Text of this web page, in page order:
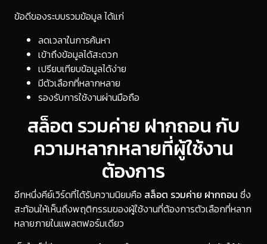
ข้อดีของระบบรวมข้อมูล ได้แก่
ลดเวลาในการค้นหา
เข้าถึงข้อมูลได้สะดวก
เปรียบเทียบข้อมูลได้ง่าย
มีตัวเลือกที่หลากหลาย
รองรับการใช้งานผ่านมือถือ
สล็อต รวมค่าย ฝากถอน กับ
ความหลากหลายที่ผู้ใช้งาน
ต้องการ
อีกหนึ่งคีย์เวิร์ดที่ได้รับความนิยมคือ สล็อต รวมค่าย ฝากถอน ซึ่ง
สะท้อนให้เห็นถึงพฤติกรรมของผู้ใช้งานที่ต้องการตัวเลือกที่หลาก
หลายภายในแพลตฟอร์มเดียว